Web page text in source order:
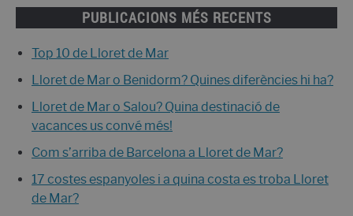
PUBLICACIONS MÉS RECENTS
Top 10 de Lloret de Mar
Lloret de Mar o Benidorm? Quines diferències hi ha?
Lloret de Mar o Salou? Quina destinació de
vacances us convé més!
Com s’arriba de Barcelona a Lloret de Mar?
17 costes espanyoles i a quina costa es troba Lloret
de Mar?